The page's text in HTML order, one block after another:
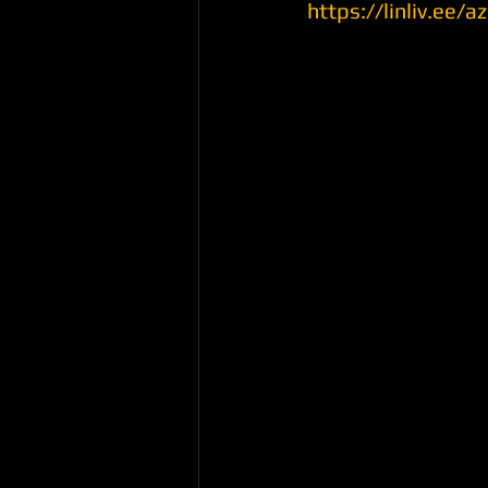
https://linliv.ee/